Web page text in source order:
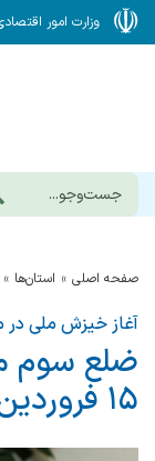
وزارت امور
صفحه اصلی استان‌ها
آغاز خیزش ملی در
ضلع سوم
۱۵ فروردین در گلستان فعال می‌شود